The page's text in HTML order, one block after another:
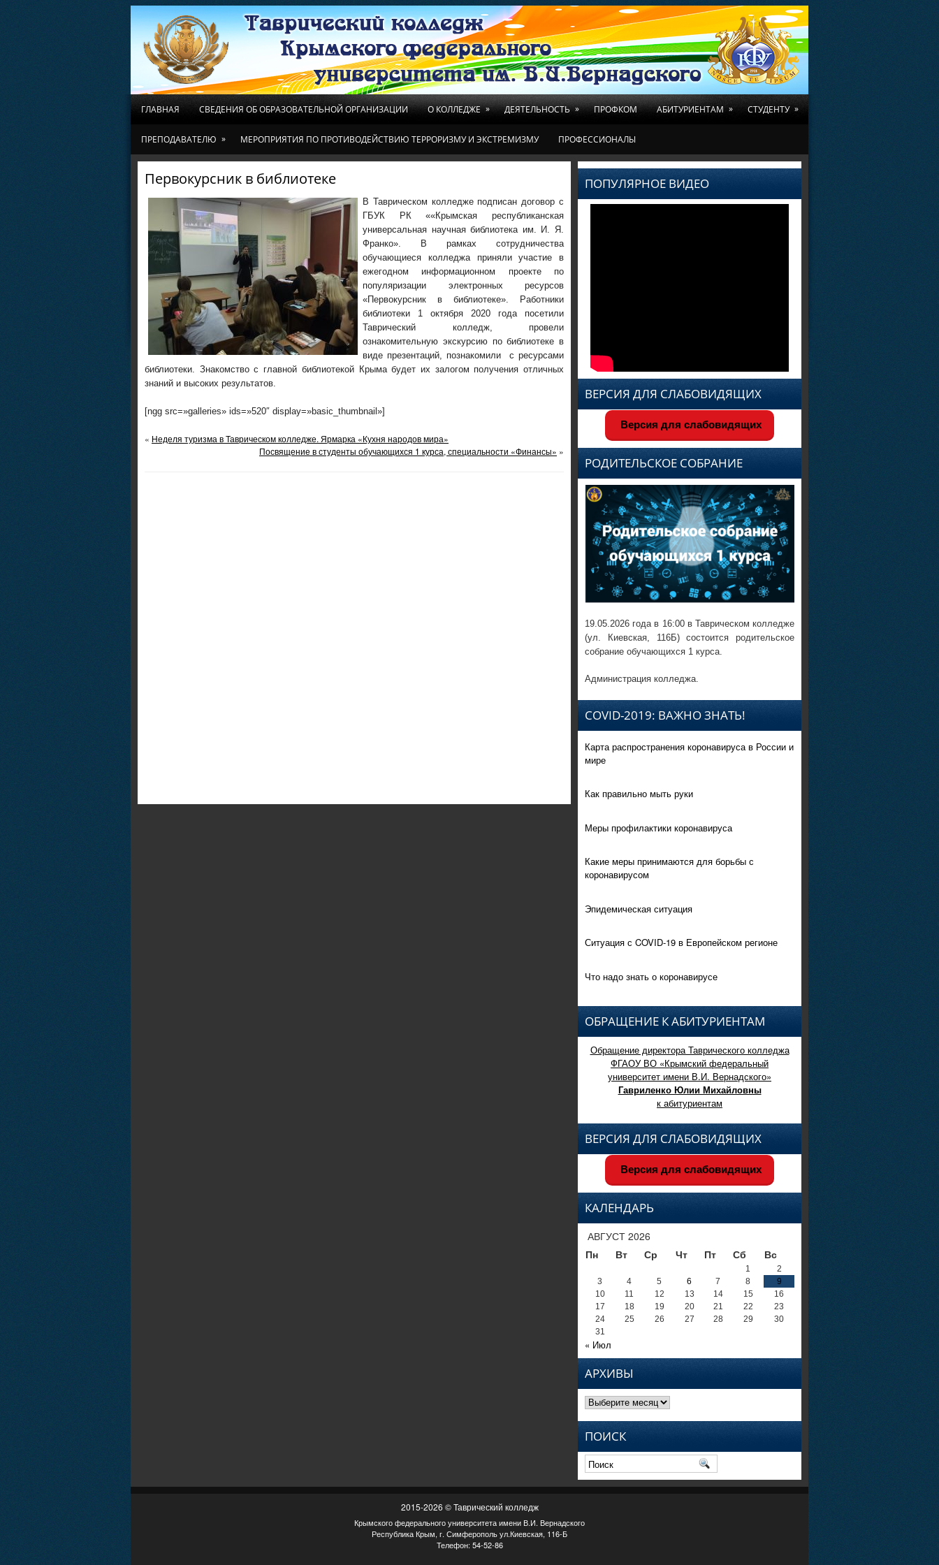
ГЛАВНАЯ СВЕДЕНИЯ ОБ ОБРАЗОВАТЕЛЬНОЙ ОРГАНИЗАЦИИ О КОЛЛЕДЖЕ » ДЕЯТЕЛЬНОСТЬ » ПРОФКОМ АБИТУРИЕНТАМ » СТУДЕНТУ »
ПРЕПОДАВАТЕЛЮ » МЕРОПРИЯТИЯ ПО ПРОТИВОДЕЙСТВИЮ ТЕРРОРИЗМУ И ЭКСТРЕМИЗМУ ПРОФЕССИОНАЛЫ
Первокурсник в библиотеке
В Таврическом колледже подписан договор с
ГБУК РК ««Крымская республиканская
универсальная научная библиотека им. И. Я.
Франко». В рамках сотрудничества
обучающиеся колледжа приняли участие в
ежегодном информационном проекте по
популяризации электронных ресурсов
«Первокурсник в библиотеке». Работники
библиотеки 1 октября 2020 года посетили
Таврический колледж, провели
ознакомительную экскурсию по библиотеке в
виде презентаций, познакомили с ресурсами
библиотеки. Знакомство с главной библиотекой Крыма будет их залогом получения отличных
знаний и высоких результатов.
[ngg src=»galleries» ids=»520″ display=»basic_thumbnail»]
« Неделя туризма в Таврическом колледже. Ярмарка «Кухня народов мира»
Посвящение в студенты обучающихся 1 курса, специальности «Финансы» »
ПОПУЛЯРНОЕ ВИДЕО
ВЕРСИЯ ДЛЯ СЛАБОВИДЯЩИХ
Версия для слабовидящих
РОДИТЕЛЬСКОЕ СОБРАНИЕ
19.05.2026 года в 16:00 в Таврическом колледже
(ул. Киевская, 116Б) состоится родительское
собрание обучающихся 1 курса.
Администрация колледжа.
COVID-2019: ВАЖНО ЗНАТЬ!
Карта распространения коронавируса в России и
мире
Как правильно мыть руки
Меры профилактики коронавируса
Какие меры принимаются для борьбы с
коронавирусом
Эпидемическая ситуация
Ситуация с COVID-19 в Европейском регионе
Что надо знать о коронавирусе
ОБРАЩЕНИЕ К АБИТУРИЕНТАМ
Обращение директора Таврического колледжа
ФГАОУ ВО «Крымский федеральный
университет имени В.И. Вернадского»
Гавриленко Юлии Михайловны
к абитуриентам
ВЕРСИЯ ДЛЯ СЛАБОВИДЯЩИХ
Версия для слабовидящих
КАЛЕНДАРЬ
АВГУСТ 2026
Пн
Вт Ср Чт Пт Сб Вс
1
2
3
4 5 6 7 8
9
10
11 12 13 14 15
16
17
18 19 20 21 22
23
24
25 26 27 28 29
30
31
« Июл
АРХИВЫ
Архивы
ПОИСК
2015-2026 © Таврический колледж
Крымского федерального университета имени В.И. Вернадского
Республика Крым, г. Симферополь ул.Киевская, 116-Б
Телефон: 54-52-86